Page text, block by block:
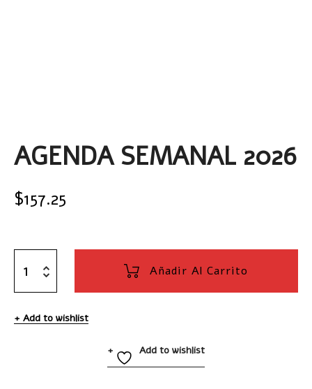
AGENDA SEMANAL 2026
$157.25
Añadir Al Carrito
Add to wishlist
Add to wishlist